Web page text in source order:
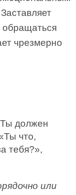
чрезмерно
должен
что,
тебя?»,
или